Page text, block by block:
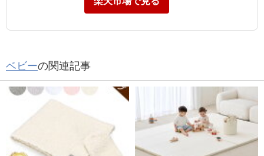
ベビーの関連記事